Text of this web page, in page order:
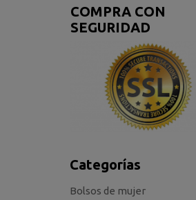
COMPRA CON
SEGURIDAD
Categorías
Bolsos de mujer